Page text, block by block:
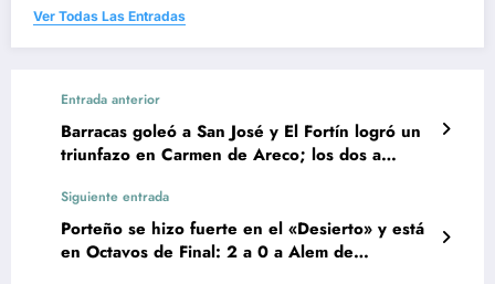
Ver Todas Las Entradas
Entrada anterior
Barracas goleó a San José y El Fortín logró un
triunfazo en Carmen de Areco; los dos a
Siguiente entrada
Porteño se hizo fuerte en el «Desierto» y está
en Octavos de Final: 2 a 0 a Alem de